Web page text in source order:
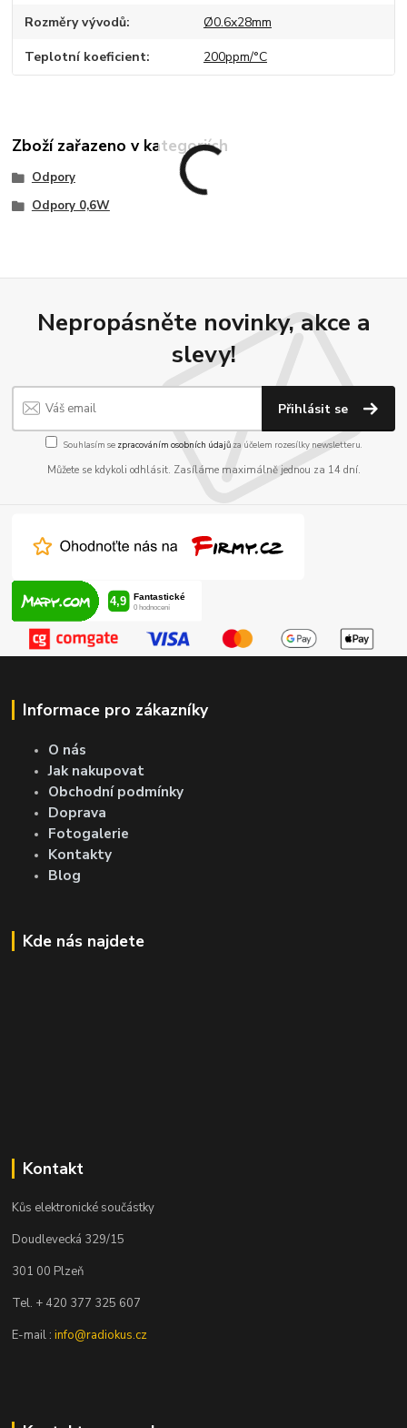
Rozměry vývodů Ø0.6x28mm
Teplotní koeficient 200ppm/°C
Zboží zařazeno v kategoriích
Odpory
Odpory 0,6W
Nepropásněte novinky, akce a
slevy!
Přihlásit se
Souhlasím se zpracováním osobních údajůza účelem rozesílky newsletteru.
Můžete se kdykoli odhlásit. Zasíláme maximálně jednou za 14 dní.
Informace pro zákazníky
O nás
Jak nakupovat
Obchodní podmínky
Doprava
Fotogalerie
Kontakty
Blog
Kde nás najdete
Kontakt
Kůs elektronické součástky
Doudlevecká 329/15
301 00 Plzeň
Tel. + 420 377 325 607
E-mail :info@radiokus.cz